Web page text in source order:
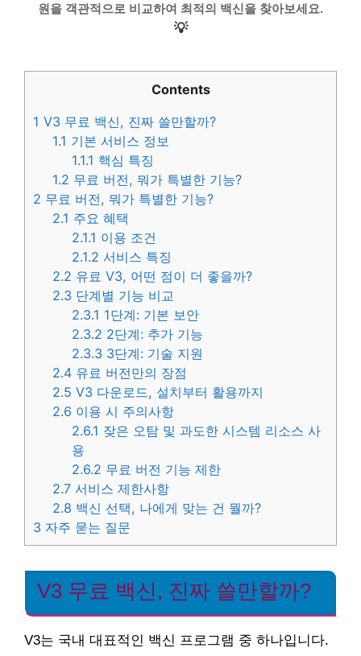
원을 객관적으로 비교하여 최적의 백신을 찾아보세요.
💡
Contents
1 V3 무료 백신, 진짜 쓸만할까?
1.1 기본 서비스 정보
1.1.1 핵심 특징
1.2 무료 버전, 뭐가 특별한 기능?
2 무료 버전, 뭐가 특별한 기능?
2.1 주요 혜택
2.1.1 이용 조건
2.1.2 서비스 특징
2.2 유료 V3, 어떤 점이 더 좋을까?
2.3 단계별 기능 비교
2.3.1 1단계: 기본 보안
2.3.2 2단계: 추가 기능
2.3.3 3단계: 기술 지원
2.4 유료 버전만의 장점
2.5 V3 다운로드, 설치부터 활용까지
2.6 이용 시 주의사항
2.6.1 잦은 오탐 및 과도한 시스템 리소스 사
용
2.6.2 무료 버전 기능 제한
2.7 서비스 제한사항
2.8 백신 선택, 나에게 맞는 건 뭘까?
3 자주 묻는 질문
V3 무료 백신, 진짜 쓸만할까?
V3는 국내 대표적인 백신 프로그램 중 하나입니다.